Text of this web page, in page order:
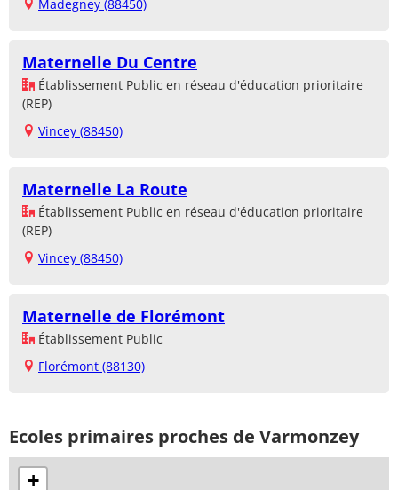
Madegney (88450)
Maternelle Du Centre
Établissement Public en réseau d'éducation prioritaire
(REP)
Vincey (88450)
Maternelle La Route
Établissement Public en réseau d'éducation prioritaire
(REP)
Vincey (88450)
Maternelle de Florémont
Établissement Public
Florémont (88130)
Ecoles primaires proches de Varmonzey
+